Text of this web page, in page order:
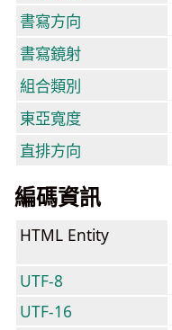
書寫方向
書寫鏡射
組合類別
東亞寬度
直排方向
編碼資訊
HTML Entity
UTF-8
UTF-16